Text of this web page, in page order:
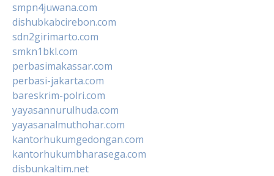
smpn4juwana.com
dishubkabcirebon.com
sdn2girimarto.com
smkn1bkl.com
perbasimakassar.com
perbasi-jakarta.com
bareskrim-polri.com
yayasannurulhuda.com
yayasanalmuthohar.com
kantorhukumgedongan.com
kantorhukumbharasega.com
disbunkaltim.net